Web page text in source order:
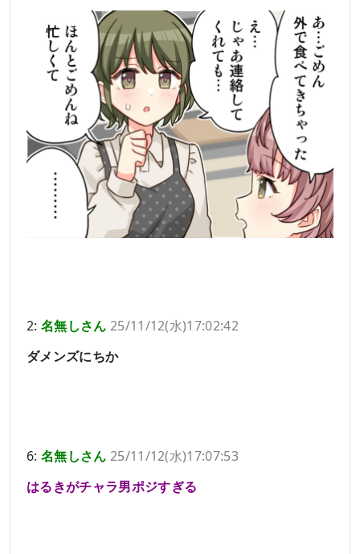
2: 名無しさん 25/11/12(水)17:02:42
ダメンズにちか
6: 名無しさん 25/11/12(水)17:07:53
はるきがチャラ男ポジすぎる